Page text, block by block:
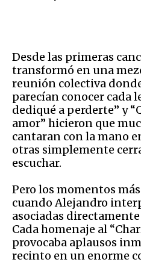
Desde las primeras
transformó en una
reunión colectiva
parecían conocer cada
dediqué a perderte” y
amor” hicieron que
cantaran con la mano
otras simplemente
escuchar.
Pero los momentos
cuando Alejandro
asociadas
Cada homenaje al
provocaba aplausos
recinto en un enorme